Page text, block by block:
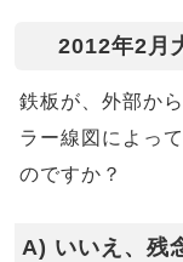
2012年2月
鉄板が、外部か
ラー線図によっ
のですか？
A) いいえ、残